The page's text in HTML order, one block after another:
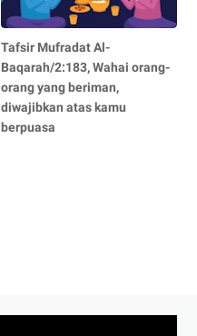
Tafsir Mufradat Al-
Baqarah/2:183, Wahai orang-
orang yang beriman,
diwajibkan atas kamu
berpuasa